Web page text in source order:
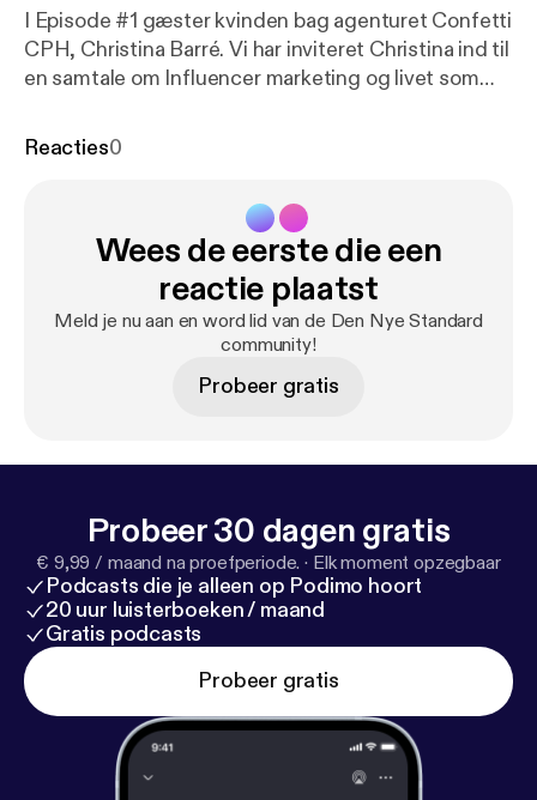
I Episode #1 gæster kvinden bag agenturet Confetti
CPH, Christina Barré. Vi har inviteret Christina ind til
en samtale om Influencer marketing og livet som
det uvisse som selvstændig, samtidig med, at man
livssyn, og leder sine medarbejdere ved at: âvære
den chef, man godt selv ville have haftâ.
www.dennyestandard.dk/christina-barre
Reacties0
Wees de eerste die een
reactie plaatst
Meld je nu aan en word lid van de Den Nye Standard
community!
Probeer gratis
Probeer 30 dagen gratis
€ 9,99 / maand na proefperiode. · Elk moment opzegbaar
Podcasts die je alleen op Podimo hoort
20 uur luisterboeken / maand
Gratis podcasts
Probeer gratis